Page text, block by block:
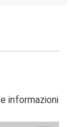
informazioni